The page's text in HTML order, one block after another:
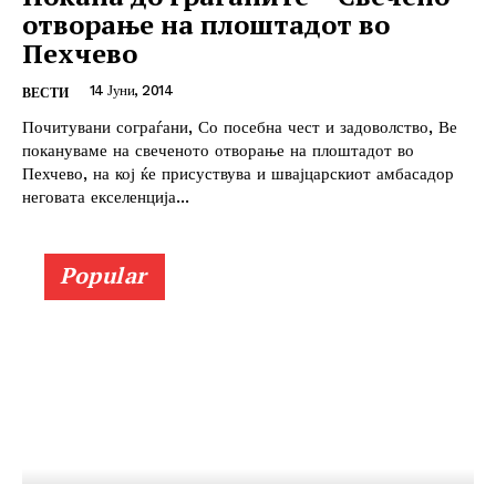
отворање на плоштадот во
Пехчево
ВЕСТИ 14 Јуни, 2014
Почитувани сограѓани, Со посебна чест и задоволство, Ве
покануваме на свеченото отворање на плоштадот во
Пехчево, на кој ќе присуствува и швајцарскиот амбасадор
неговата екселенција...
Popular